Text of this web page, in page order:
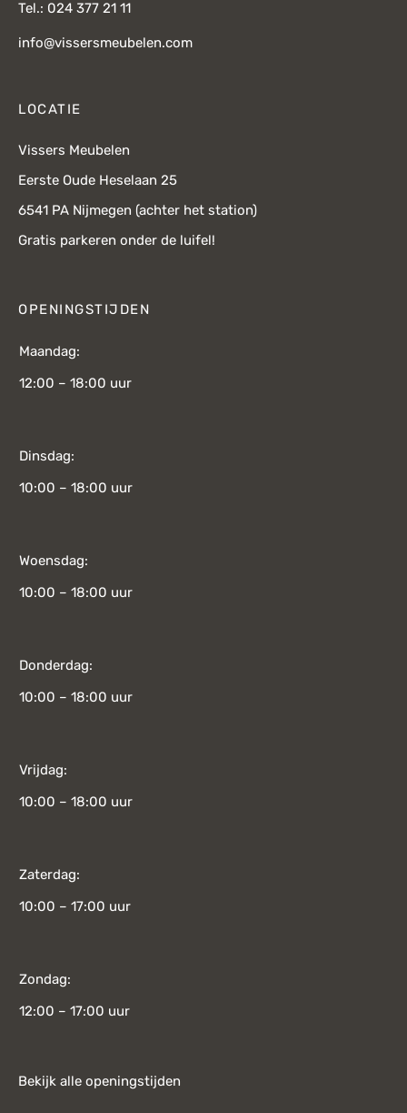
Tel.: 024 377 21 11
info@vissersmeubelen.com
LOCATIE
Vissers Meubelen
Eerste Oude Heselaan 25
6541 PA Nijmegen (achter het station)
Gratis parkeren onder de luifel!
OPENINGSTIJDEN
Maandag:
12:00 – 18:00 uur
Dinsdag:
10:00 – 18:00 uur
Woensdag:
10:00 – 18:00 uur
Donderdag:
10:00 – 18:00 uur
Vrijdag:
10:00 – 18:00 uur
Zaterdag:
10:00 – 17:00 uur
Zondag:
12:00 – 17:00 uur
Bekijk alle openingstijden